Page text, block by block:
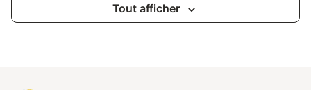
Tout afficher